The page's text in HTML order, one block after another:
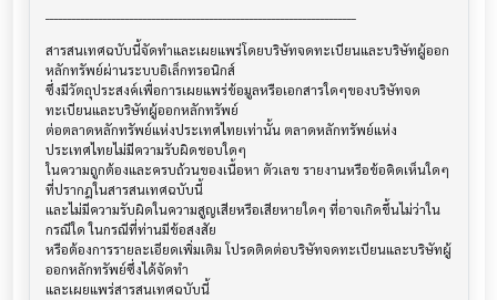
สารสนเทศฉบับนี้จัดทำและเผยแพร่โดยบริษัทจดทะเบียนและบริษัทผู้ออก
หลักทรัพย์ผ่านระบบอิเล็กทรอนิกส์
ซึ่งมีวัตถุประสงค์เพื่อการเผยแพร่ข้อมูลหรือเอกสารใดๆของบริษัทจด
ทะเบียนและบริษัทผู้ออกหลักทรัพย์
ต่อตลาดหลักทรัพย์แห่งประเทศไทยเท่านั้น ตลาดหลักทรัพย์แห่ง
ประเทศไทยไม่มีความรับผิดชอบใดๆ
ในความถูกต้องและครบถ้วนของเนื้อหา ตัวเลข รายงานหรือข้อคิดเห็นใดๆ
ที่ปรากฎในสารสนเทศฉบับนี้
และไม่มีความรับผิดในความสูญเสียหรือเสียหายใดๆ ที่อาจเกิดขึ้นไม่ว่าใน
กรณีใด ในกรณีที่ท่านมีข้อสงสัย
หรือต้องการรายละเอียดเพิ่มเติม โปรดติดต่อบริษัทจดทะเบียนและบริษัทผู้
ออกหลักทรัพย์ซึ่งได้จัดทำ
และเผยแพร่สารสนเทศฉบับนี้